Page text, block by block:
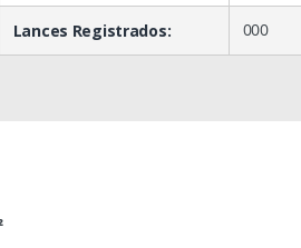
Lances Registrados: 000